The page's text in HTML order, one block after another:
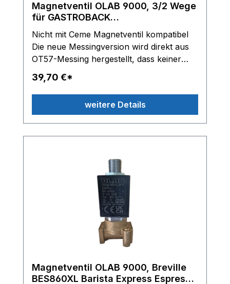
Magnetventil OLAB 9000, 3/2 Wege
für GASTROBACK
Beschreibung
Nicht mit Ceme Magnetventil kompatibel
Die neue Messingversion wird direkt aus
OT57-Messing hergestellt, dass keiner
weiteren Behandlung bedarf. Dank dieser
Materialanpassung ist das Produkt noch
sicherer, natürlicher und nachhaltiger in
der Anwendung. OLAB 9000 3/2 Wege
Magnetventil 230/240V - Leistung 9-
Außengewinde Inox P-Rohr TM2 beste
technische Ausführung passend für
39,70 €*
weitere Details
Magnetventil OLAB 9000, Breville
BES860XL Barista Express Espresso